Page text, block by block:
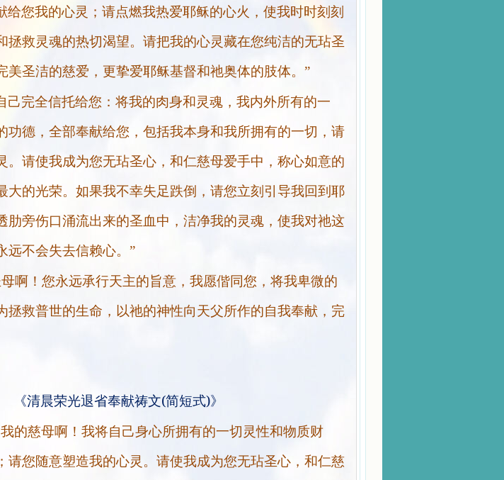
给您我的心灵；请点燃我热爱耶稣的心火，使我时时刻刻
拯救灵魂的热切渴望。请把我的心灵藏在您纯洁的无玷圣
美圣洁的慈爱，更挚爱耶稣基督和祂奥体的肢体。”
己完全信托给您：将我的肉身和灵魂，我内外所有的一
功德，全部奉献给您，包括我本身和我所拥有的一切，请
。请使我成为您无玷圣心，和仁慈母爱手中，称心如意的
大的光荣。如果我不幸失足跌倒，请您立刻引导我回到耶
肋旁伤口涌流出来的圣血中，洁净我的灵魂，使我对祂这
远不会失去信赖心。”
啊！您永远承行天主的旨意，我愿偕同您，将我卑微的
拯救普世的生命，以祂的神性向天父所作的自我奉献，完
《清晨荣光退省奉献祷文(简短式)》
的慈母啊！我将自己身心所拥有的一切灵性和物质财
请您随意塑造我的心灵。请使我成为您无玷圣心，和仁慈